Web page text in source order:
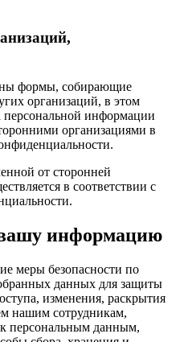
формы, собирающие
организаций, в этом
персональной информации
организациями в
от сторонней
в соответствии с
информацию
меры безопасности по
данных для защиты
изменения, раскрытия
нашим сотрудникам,
персональным данным,